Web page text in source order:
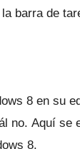
barra de
8 en su
no. Aquí se
8.